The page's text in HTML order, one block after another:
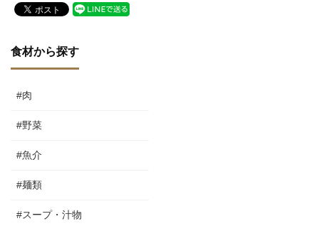
食材から探す
#肉
#野菜
#魚介
#麺類
#スープ・汁物